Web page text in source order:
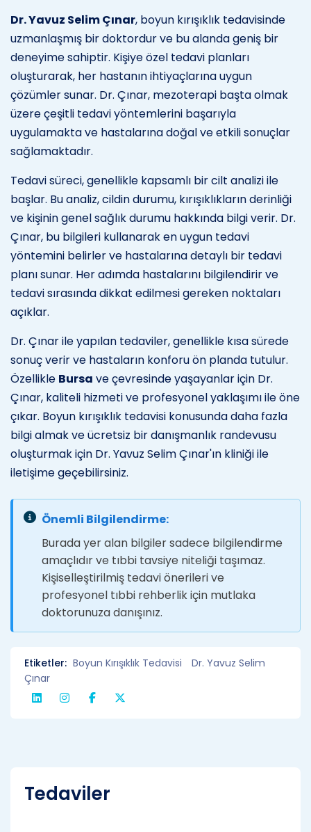
Dr. Yavuz Selim Çınar, boyun kırışıklık tedavisinde
uzmanlaşmış bir doktordur ve bu alanda geniş bir
deneyime sahiptir. Kişiye özel tedavi planları
oluşturarak, her hastanın ihtiyaçlarına uygun
çözümler sunar. Dr. Çınar, mezoterapi başta olmak
üzere çeşitli tedavi yöntemlerini başarıyla
uygulamakta ve hastalarına doğal ve etkili sonuçlar
sağlamaktadır.
Tedavi süreci, genellikle kapsamlı bir cilt analizi ile
başlar. Bu analiz, cildin durumu, kırışıklıkların derinliği
ve kişinin genel sağlık durumu hakkında bilgi verir. Dr.
Çınar, bu bilgileri kullanarak en uygun tedavi
yöntemini belirler ve hastalarına detaylı bir tedavi
planı sunar. Her adımda hastalarını bilgilendirir ve
tedavi sırasında dikkat edilmesi gereken noktaları
açıklar.
Dr. Çınar ile yapılan tedaviler, genellikle kısa sürede
sonuç verir ve hastaların konforu ön planda tutulur.
Özellikle Bursa ve çevresinde yaşayanlar için Dr.
Çınar, kaliteli hizmeti ve profesyonel yaklaşımı ile öne
çıkar. Boyun kırışıklık tedavisi konusunda daha fazla
bilgi almak ve ücretsiz bir danışmanlık randevusu
oluşturmak için Dr. Yavuz Selim Çınar'ın kliniği ile
iletişime geçebilirsiniz.
Önemli Bilgilendirme:
Burada yer alan bilgiler sadece bilgilendirme
amaçlıdır ve tıbbi tavsiye niteliği taşımaz.
Kişiselleştirilmiş tedavi önerileri ve
profesyonel tıbbi rehberlik için mutlaka
doktorunuza danışınız.
Etiketler: Boyun Kırışıklık Tedavisi
Dr. Yavuz Selim
Çınar
Tedaviler